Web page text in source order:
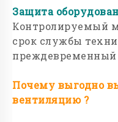
Защита
Контролируемый
срок службы
преждевременный
Почему выгодно
вентиляцию ?